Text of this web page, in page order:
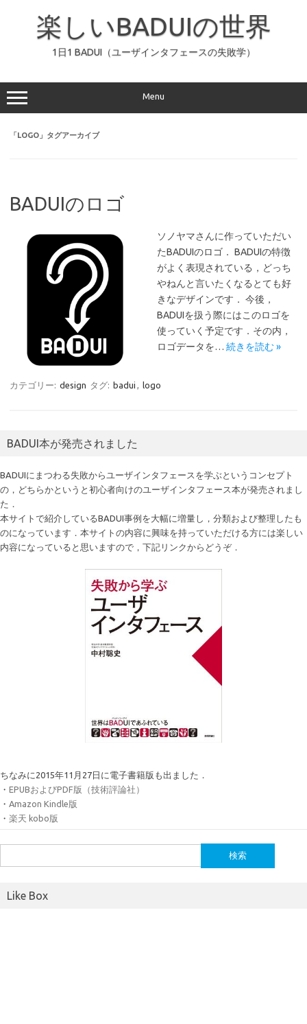
ッ
プ
楽しいBADUIの世界
1日1 BADUI（ユーザインタフェースの失敗学）
Menu
「LOGO 」タグアーカイブ
BADUIのロゴ
ソノヤマさんに作っていただい
たBADUIのロゴ． BADUIの特徴
がよく表現されている，どっち
やねんと言いたくなるとても好
きなデザインです． 今後，
BADUIを扱う際にはこのロゴを
使っていく予定です．その内，
ロゴデータを… 続きを読む »
カテゴリー: design タグ: badui logo
BADUI本が発売されました
BADUIにまつわる失敗からユーザインタフェースを学ぶというコンセプト
の，どちらかというと初心者向けのユーザインタフェース本が発売されまし
た．
本サイトで紹介しているBADUI事例を大幅に増量し，分類および整理したも
のになっています．本サイトの内容に興味を持っていただける方には楽しい
内容になっていると思いますので，下記リンクからどうぞ．
ちなみに2015年11月27日に電子書籍版も出ました．
・ EPUBおよびPDF版（技術評論社）
・ Amazon Kindle版
・ 楽天 kobo版
索:
Like Box